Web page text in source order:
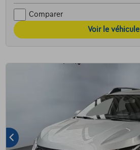
Comparer
Voir le véhicule